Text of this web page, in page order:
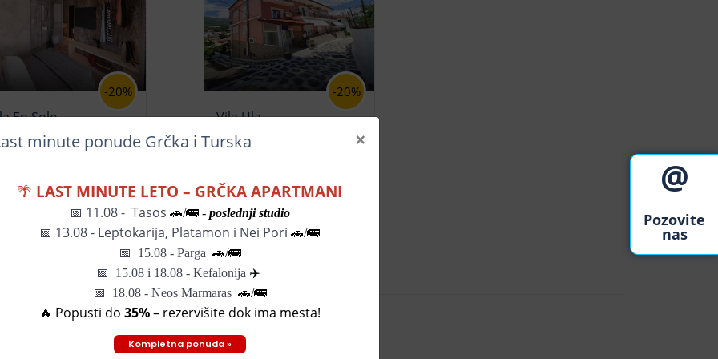
@
Pozovite
nas
En Solo
-20%
109€
Vila Ula
-20%
od 129€
minute ponude Grčka i Turska ×
🌴 LAST MINUTE LETO – GRČKA APARTMANI
📅 11.08 - Tasos 🚗/🚌 - poslednji studio
📅 13.08 - Leptokarija, Platamon i Nei Pori 🚗/🚌
📅 15.08 - Parga 🚗/🚌
📅 15.08 i 18.08 - Kefalonija ✈️
📅 18.08 - Neos Marmaras 🚗/🚌
🔥 Popusti do 35%– rezervišite dok ima mesta!
Kompletna ponuda »